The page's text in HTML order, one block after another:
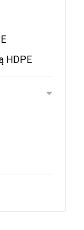
HDPE